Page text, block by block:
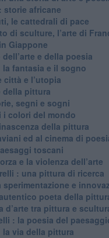
storie africane
le cattedrali di pace
di sculture, l’arte di
Giappone
e della poesia
la fantasia e il sogno
e l’utopia
della pittura
segni e sogni
colori del mondo
della pittura
ed al cinema di
toscani
e la violenza dell’arte
: una pittura di ricerca
sperimentazione e
poeta della
d’arte tra pittura e
: la poesia del
la via della pittura